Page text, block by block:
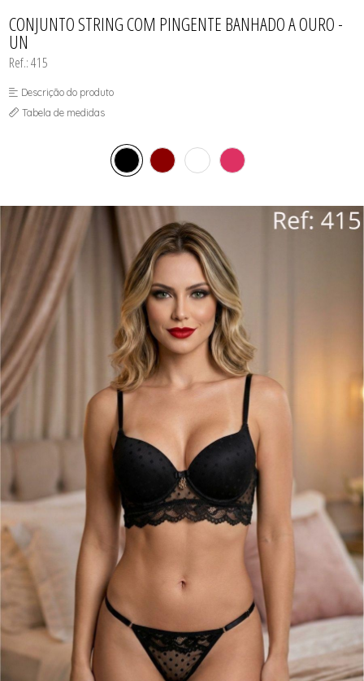
CONJUNTOS
SUTIÃS
CONJUNTO STRING COM PINGENTE BANHADO A OURO -
UN
Ref.: 415
Descrição do produto
Tabela de medidas